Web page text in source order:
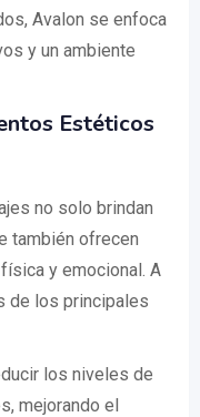
Avalon se enfoca
y un ambiente
Estéticos
no solo brindan
también ofrecen
y emocional. A
de los principales
los niveles de
mejorando el